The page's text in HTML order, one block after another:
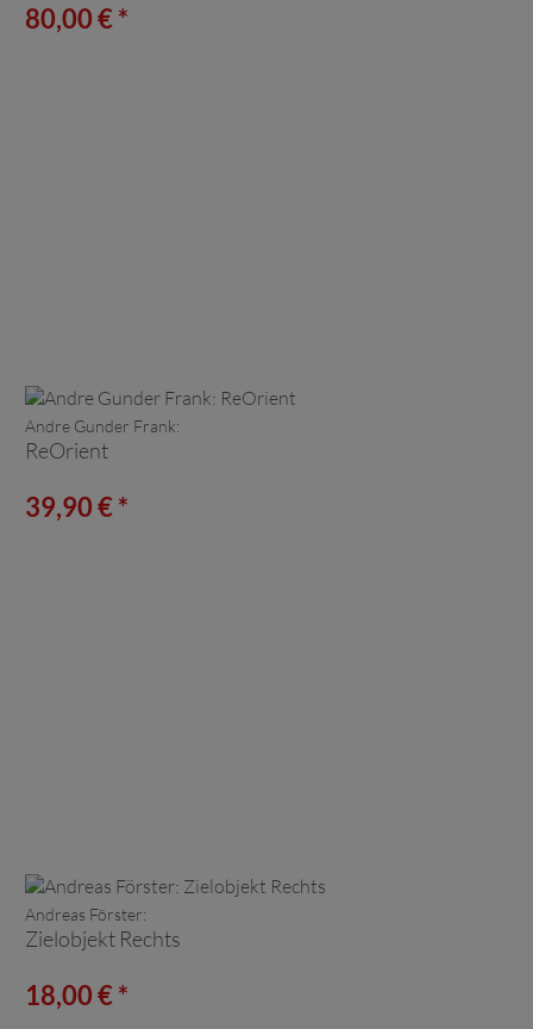
80,00 € *
Andre Gunder Frank:
ReOrient
39,90 € *
Andreas Förster:
Zielobjekt Rechts
18,00 € *